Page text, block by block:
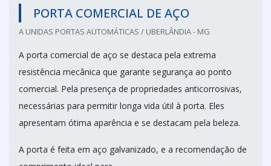
PORTA COMERCIAL DE AÇO
A UNIDAS PORTAS AUTOMÁTICAS / UBERLÂNDIA - MG
A porta comercial de aço se destaca pela extrema
resistência mecânica que garante segurança ao ponto
comercial. Pela presença de propriedades anticorrosivas,
necessárias para permitir longa vida útil à porta. Eles
apresentam ótima aparência e se destacam pela beleza.
A porta é feita em aço galvanizado, e a recomendação de